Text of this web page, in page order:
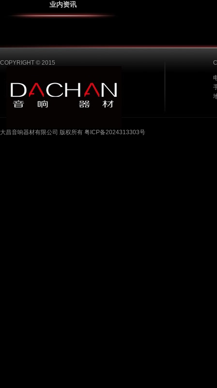
业内资讯
COPYRIGHT © 2015
大昌音响器材有限公司 版权所有 粤ICP备2024313303号